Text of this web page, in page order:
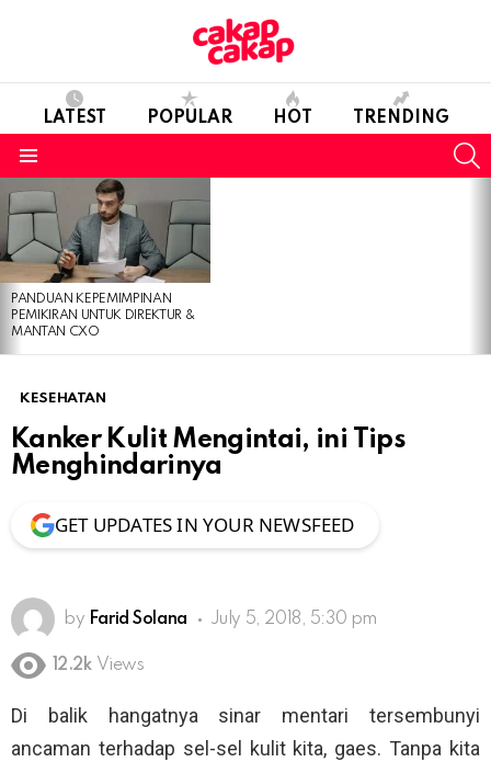
LATEST POPULAR HOT TRENDING
LATEST
STORIES
PANDUAN KEPEMIMPINAN
PEMIKIRAN UNTUK DIREKTUR &
MANTAN CXO
KESEHATAN
Kanker Kulit Mengintai, ini Tips
Menghindarinya
GET UPDATES IN YOUR NEWSFEED
by Farid Solana July 5, 2018, 5:30 pm
12.2k Views
Di balik hangatnya sinar mentari tersembunyi
ancaman terhadap sel-sel kulit kita, gaes. Tanpa kita